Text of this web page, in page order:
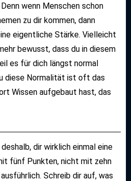
wenn Menschen schon
zu dir kommen, dann
eigentliche Stärke. Vielleicht
bewusst, dass du in diesem
es für dich längst normal
diese Normalität ist oft das
Wissen aufgebaut hast, das
dir wirklich einmal eine
fünf Punkten, nicht mit zehn
Schreib dir auf, was